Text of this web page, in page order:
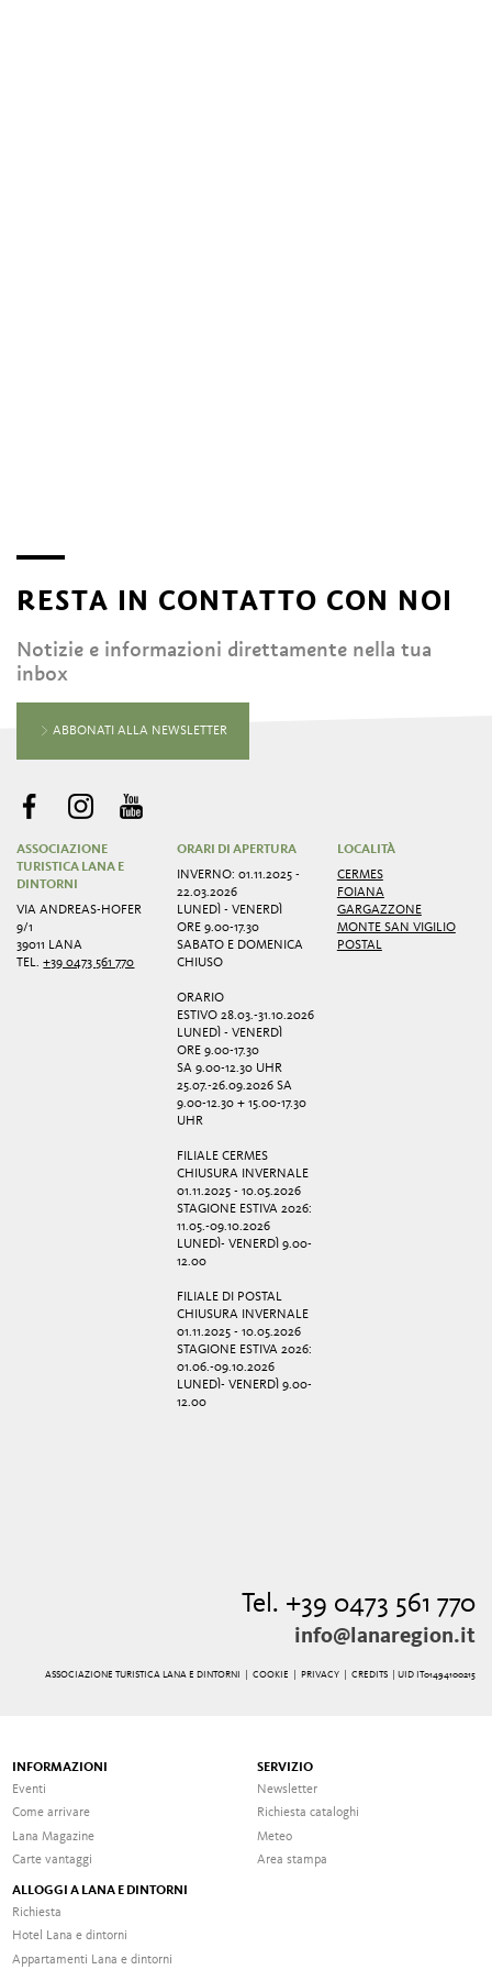
RESTA IN CONTATTO CON NOI
Notizie e informazioni direttamente nella tua
inbox
ABBONATI ALLA NEWSLETTER
ASSOCIAZIONE
TURISTICA LANA E
DINTORNI
VIA ANDREAS-HOFER
9/1
39011 LANA
TEL.+39 0473 561 770
ORARI DI APERTURA
INVERNO: 01.11.2025 -
22.03.2026
LUNEDÌ - VENERDÌ
ORE 9.00-17.30
SABATO E DOMENICA
CHIUSO
ORARIO
ESTIVO 28.03.-31.10.2026
LUNEDÌ - VENERDÌ
ORE 9.00-17.30
SA 9.00-12.30 UHR
25.07.-26.09.2026 SA
9.00-12.30 + 15.00-17.30
UHR
FILIALE CERMES
CHIUSURA INVERNALE
01.11.2025 - 10.05.2026
STAGIONE ESTIVA 2026:
11.05.-09.10.2026
LUNEDÌ- VENERDÌ 9.00-
12.00
FILIALE DI POSTAL
CHIUSURA INVERNALE
01.11.2025 - 10.05.2026
STAGIONE ESTIVA 2026:
01.06.-09.10.2026
LUNEDÌ- VENERDÌ 9.00-
12.00
LOCALITÀ
CERMES
FOIANA
GARGAZZONE
MONTE SAN VIGILIO
POSTAL
Tel. +39 0473 561 770
info@lanaregion.it
ASSOCIAZIONE TURISTICA LANA E DINTORNI | COOKIE PRIVACY| CREDITS | UID IT01494100215
INFORMAZIONI
Eventi
Come arrivare
Lana Magazine
Carte vantaggi
SERVIZIO
Newsletter
Richiesta cataloghi
Meteo
Area stampa
ALLOGGI A LANA E DINTORNI
Richiesta
Hotel Lana e dintorni
Appartamenti Lana e dintorni